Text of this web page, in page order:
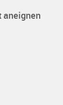
aneignen